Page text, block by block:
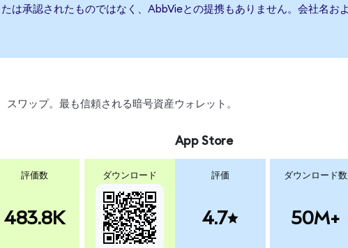
は承認されたものではなく、AbbVieとの提携もありません。会社名お
ワップ。最も信頼される暗号資産ウォレット。
評価数
483.8K
ダウンロード
App Store
評価
4.7
ダウンロード数
50M+